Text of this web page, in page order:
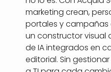
marketing crean,
portales y campañas
un constructor visual
de IA integrados en
editorial. Sin